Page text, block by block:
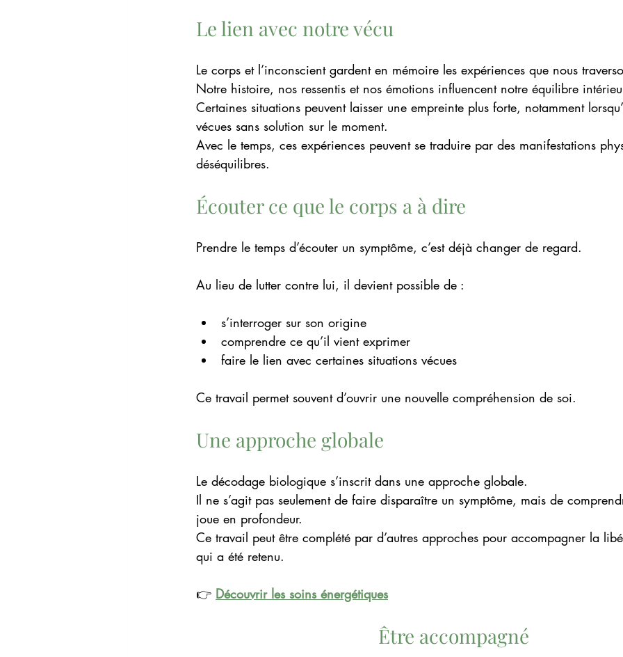
Le lien avec notre vécu
Le corps et l’inconscient gardent en mémoire les expériences que nous
Notre histoire, nos ressentis et nos émotions influencent notre équilibre
Certaines situations peuvent laisser une empreinte plus forte, notamment
vécues sans solution sur le moment.
Avec le temps, ces expériences peuvent se traduire par des manifestations
déséquilibres.
Écouter ce que le corps a à dire
Prendre le temps d’écouter un symptôme, c’est déjà changer de regard.
Au lieu de lutter contre lui, il devient possible de :
s’interroger sur son origine
comprendre ce qu’il vient exprimer
faire le lien avec certaines situations vécues
Ce travail permet souvent d’ouvrir une nouvelle compréhension de soi.
Une approche globale
Le décodage biologique s’inscrit dans une approche globale.
Il ne s’agit pas seulement de faire disparaître un symptôme, mais de
joue en profondeur.
Ce travail peut être complété par d’autres approches pour accompagner la
qui a été retenu.
👉 Découvrir les soins énergétiques
Être accompagné